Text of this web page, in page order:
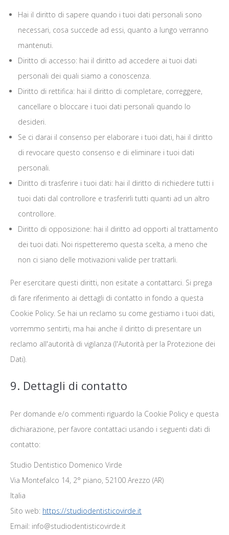
Hai il diritto di sapere quando i tuoi dati personali sono
necessari, cosa succede ad essi, quanto a lungo verranno
mantenuti.
Diritto di accesso: hai il diritto ad accedere ai tuoi dati
personali dei quali siamo a conoscenza.
Diritto di rettifica: hai il diritto di completare, correggere,
cancellare o bloccare i tuoi dati personali quando lo
desideri.
Se ci darai il consenso per elaborare i tuoi dati, hai il diritto
di revocare questo consenso e di eliminare i tuoi dati
personali.
Diritto di trasferire i tuoi dati: hai il diritto di richiedere tutti i
tuoi dati dal controllore e trasferirli tutti quanti ad un altro
controllore.
Diritto di opposizione: hai il diritto ad opporti al trattamento
dei tuoi dati. Noi rispetteremo questa scelta, a meno che
non ci siano delle motivazioni valide per trattarli.
Per esercitare questi diritti, non esitate a contattarci. Si prega
di fare riferimento ai dettagli di contatto in fondo a questa
Cookie Policy. Se hai un reclamo su come gestiamo i tuoi dati,
vorremmo sentirti, ma hai anche il diritto di presentare un
reclamo all'autorità di vigilanza (l'Autorità per la Protezione dei
Dati).
9. Dettagli di contatto
Per domande e/o commenti riguardo la Cookie Policy e questa
dichiarazione, per favore contattaci usando i seguenti dati di
contatto:
Studio Dentistico Domenico Virde
Via Montefalco 14, 2° piano, 52100 Arezzo (AR)
Italia
Sito web: https://studiodentisticovirde.it
Email: info@studiodentisticovirde.it